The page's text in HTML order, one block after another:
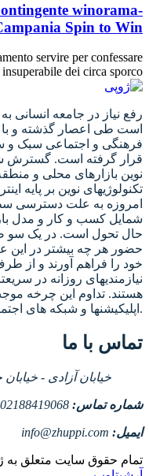
winorama-
Spin to Win
servire per confessare
dei circa sporco...
رفع نیاز در جامعه انسانی
است طی اعصار گذشته و
فرهنگی و اجتماعی سبک و
قرار گرفته است. گسترش
نوین بازارهای محلی و
تکنولوژیهای نوین بر پایه
امروزه به علت دسترسی
شمایل کسب و کار و مدل
حال تحول است. در یک سو
حضور هر چه بیشتر در این
خود را فراهم آورند و از
نیازمندیهای روزانه در
هستند. تداوم این چرخه
اپلیکیشنها و شبکه های اجتماعی گردید.
تماس با ما
خیابان آزادی - خیابان
شماره تماس: 02188419068 / 02188456073
ایمیل: info@zhuppi.com
تمام حقوق سایت متعلق